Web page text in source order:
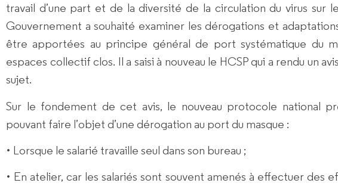
travail d’une part et de la diversité de la circulation du virus sur
Gouvernement a souhaité examiner les dérogations et
être apportées au principe général de port systématique du
espaces collectif clos. Il a saisi à nouveau le HCSP qui a rendu un
sujet.
Sur le fondement de cet avis, le nouveau protocole national
pouvant faire l’objet d’une dérogation au port du masque :
• Lorsque le salarié travaille seul dans son bureau ;
• En atelier, car les salariés sont souvent amenés à effectuer des